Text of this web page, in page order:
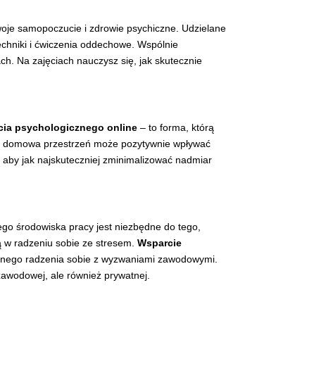
samopoczucie i zdrowie psychiczne. Udzielane
i ćwiczenia oddechowe. Wspólnie
Na zajęciach nauczysz się, jak skutecznie
psychologicznego online – to forma, którą
przestrzeń może pozytywnie wpływać
jak najskuteczniej zminimalizować nadmiar
środowiska pracy jest niezbędne do tego,
w radzeniu sobie ze stresem.Wsparcie
radzenia sobie z wyzwaniami zawodowymi.
ale również prywatnej.